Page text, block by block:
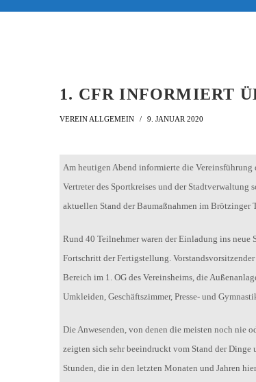
1. CFR INFORMIERT
VEREIN ALLGEMEIN 9. JANUAR 2020
Am heutigen Abend informierte die Vereinsführung
Vertreter des Sportkreises und der
aktuellen Stand der Baumaßnahmen im Brötzinger
Rund 40 Teilnehmer waren der Einladung ins
Fortschritt der Fertigstellung.
Bereich im 1. OG des Vereinsheims, die
Umkleiden, Geschäftszimmer, Presse- und
Die Anwesenden, von denen die meisten noch nie
zeigten sich sehr beeindruckt vom Stand der
Stunden, die in den letzten Monaten und Jahren